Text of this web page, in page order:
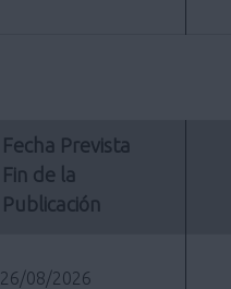
Fecha Prevista
Fin de la
Publicación
26/08/2026